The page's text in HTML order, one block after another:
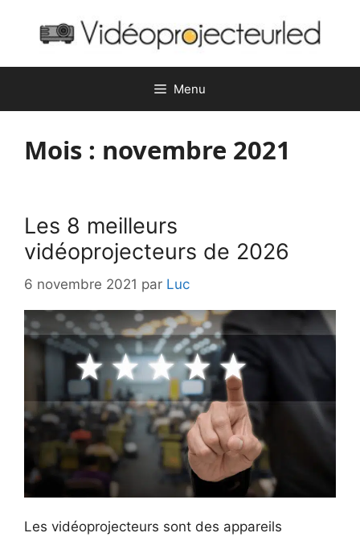
contenu
Menu
Mois : novembre 2021
Les 8 meilleurs
vidéoprojecteurs de 2026
6 novembre 2021 par Luc
Les vidéoprojecteurs sont des appareils